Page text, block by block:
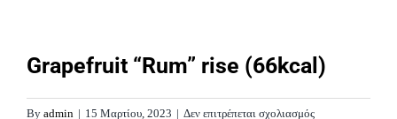
Grapefruit “Rum” rise (66kcal)
By admin | 15 Μαρτίου, 2023 | Δεν επιτρέπεται σχολιασμόςστο